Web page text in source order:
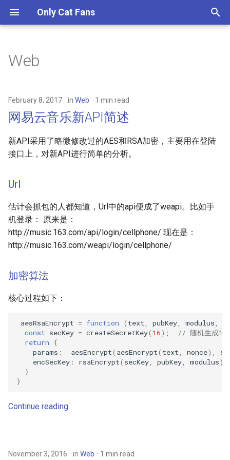
Only Cat Fans
s
a
t
s
a
r
GraphQL Learn (1) - Queries
GraphQL Learn (2) - Schemas
and Types
GraphQL Learn (3) - Validation
Introspection
体验I3之美
Custom Elements
Polymer 2.0 文档笔记(2)
Polymer 2.0 文档笔记(3)
Events
Polymer 2.0 文档笔记(4) Data
System
Polymer 2.0 文档笔记(5)
Polymer 2.0 文档笔记(6) Data
2025
2023
2017
2016
网易云音乐新API简述
JS DOM API分析
Web
February 8, 2017 in Web 1 min read
网易云音乐新API简述
新API采用了略微修改过的AES和RSA加密，主要用在登陆
接口上，对新API进行简单的分析。
Url
估计会抓包的人都知道，Url中的api便成了weapi。比如手
机登录： 原来是：
http://music.163.com/api/login/cellphone/ 现在是：
http://music.163.com/weapi/login/cellphone/
加密算法
核心过程如下：
aesRsaEncrypt = function ( text pubKey modulus
const secKey = createSecretKey( 16);
// 随机生成16
return
{
params : aesEncrypt( aesEncrypt( text nonce),
encSecKey : rsaEncrypt( secKey pubKey modulus)
}
}
Continue reading
November 3, 2016 in Web 1 min read